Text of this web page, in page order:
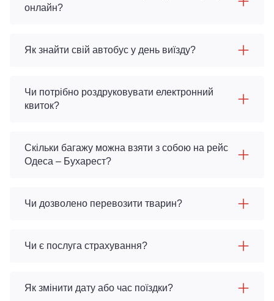
онлайн?
Як знайти свій автобус у день виїзду?
Чи потрібно роздруковувати електронний
квиток?
Скільки багажу можна взяти з собою на рейс
Одеса – Бухарест?
Чи дозволено перевозити тварин?
Чи є послуга страхування?
Як змінити дату або час поїздки?